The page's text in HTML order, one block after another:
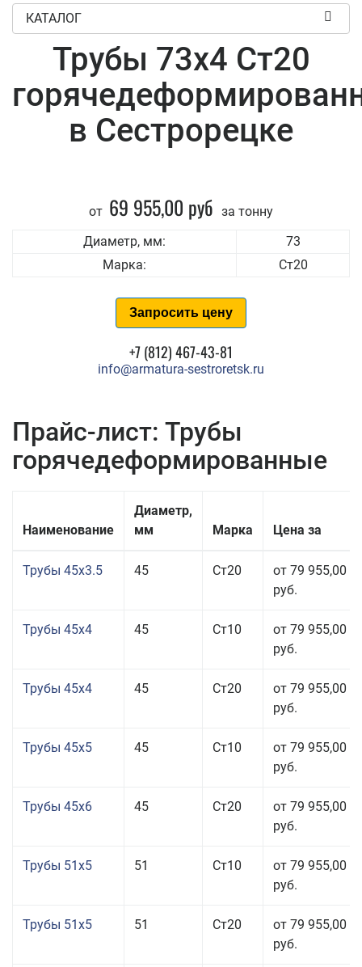
КАТАЛОГ
Трубы 73x4 Ст20
в Сестрорецке
от 69 955,00 руб за тонну
Диаметр, мм:
73
Марка:
Ст20
Запросить цену
+7 (812) 467-43-81
info@armatura-sestroretsk.ru
Прайс-лист: Трубы
горячедеформированные
Наименование
Диаметр,
мм
Марка Цена за
Трубы 45x3.5 45 Ст20
от 79 955,00
руб.
Трубы 45x4 45 Ст10
от 79 955,00
руб.
Трубы 45x4 45 Ст20
от 79 955,00
руб.
Трубы 45x5 45 Ст10
от 79 955,00
руб.
Трубы 45x6 45 Ст20
от 79 955,00
руб.
Трубы 51x5 51 Ст10
от 79 955,00
руб.
Трубы 51x5 51 Ст20
от 79 955,00
руб.